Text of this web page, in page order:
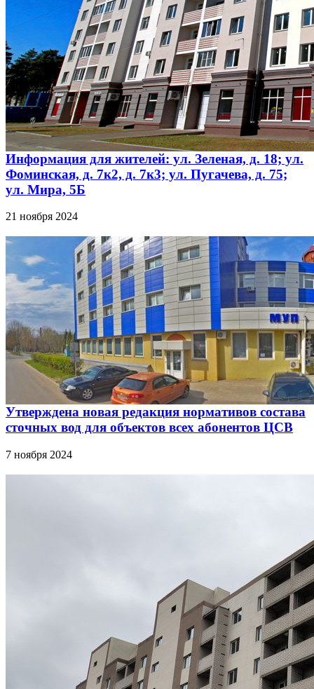
Информация для жителей: ул. Зеленая, д. 18; ул.
Фоминская, д. 7к2, д. 7к3; ул. Пугачева, д. 75;
ул. Мира, 5Б
21 ноября 2024
Утверждена новая редакция нормативов состава
сточных вод для объектов всех абонентов ЦСВ
7 ноября 2024